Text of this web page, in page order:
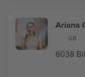
Ariana
GB
6038